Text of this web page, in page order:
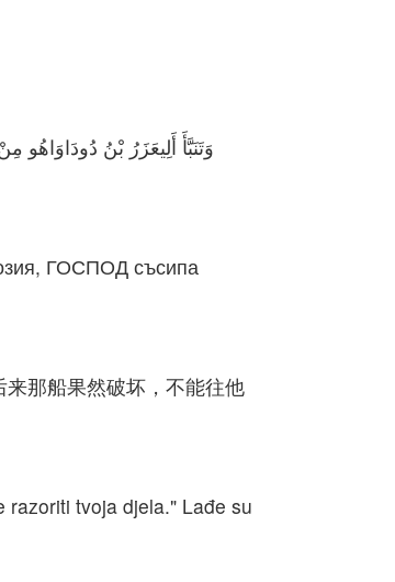
وَتَنَبَّأَ أَلِيعَزَرُ بْنُ
ГОСПОД съсипа
那船果然破坏，不能往他
tvoja djela." Lađe su